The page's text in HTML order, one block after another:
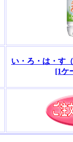
い・ろ・は・す
[1ケ